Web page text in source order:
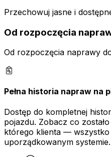
Przechowuj jasne i
Od rozpoczęcia
Od rozpoczęcia naprawy
Pełna historia napraw na
Dostęp do kompletnej
pojazdu. Zobacz co
którego klienta —
uporządkowanym systemie.